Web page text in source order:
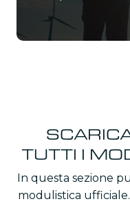
TUTTI I
In questa sezione
modulistica